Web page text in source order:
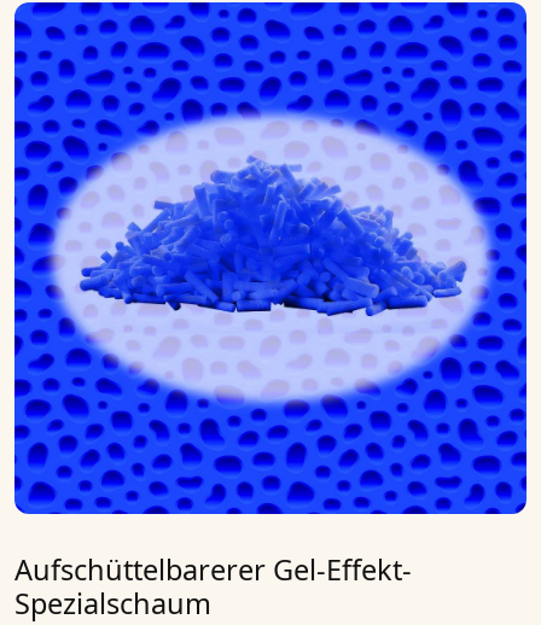
Aufschüttelbarerer Gel-Effekt-
Spezialschaum